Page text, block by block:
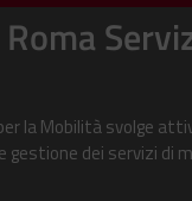
Roma
la Mobilità svolge
gestione dei servizi di